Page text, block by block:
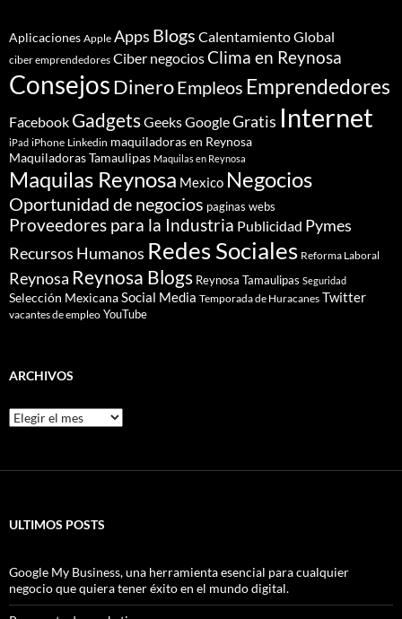
Aplicaciones Apple Apps Blogs Calentamiento Global
ciber emprendedores Ciber negociosClima en Reynosa
ConsejosDineroEmpleos Emprendedores
Facebook GadgetsGeeksGoogleGratis Internet
iPad iPhone Linkedin maquiladoras en Reynosa
Maquiladoras Tamaulipas Maquilas en Reynosa
Maquilas Reynosa Mexico Negocios
Oportunidad de negocios paginas webs
Proveedores para la Industria Publicidad Pymes
Recursos Humanos Redes Sociales Reforma Laboral
Reynosa Reynosa Blogs Reynosa Tamaulipas Seguridad
Selección MexicanaSocial Media Temporada de Huracanes Twitter
vacantes de empleo YouTube
ARCHIVOS
Archivos
ULTIMOS POSTS
Google My Business, una herramienta esencial para cualquier
negocio que quiera tener éxito en el mundo digital.